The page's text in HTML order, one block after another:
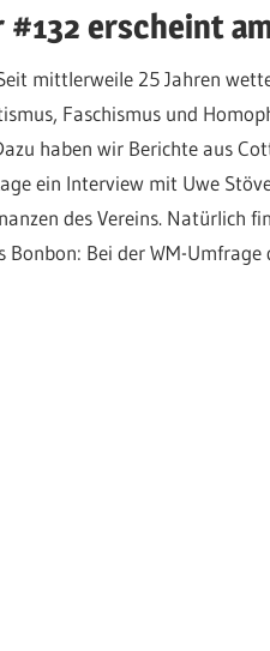
erscheint
mittlerweile 25 Jahren
Faschismus und
haben wir Berichte aus
ein Interview mit Uwe
des Vereins. Natürlich
Bonbon: Bei der WM-